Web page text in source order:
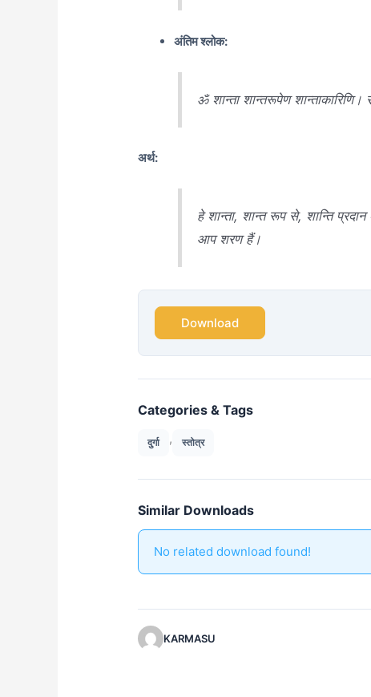
अंतिम श्लोक:
ॐ शान्ता शान्तरूपेण शान्ताकारिणि।
अर्थ:
हे शान्ता, शान्त रूप से, शान्ति
आप शरण हैं।
Download
Categories & Tags
दुर्गा , स्तोत्र
Similar Downloads
No related download found!
KARMASU